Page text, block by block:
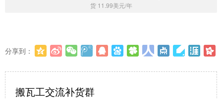
货 11.99美元/年
分享到：
搬瓦工交流补货群